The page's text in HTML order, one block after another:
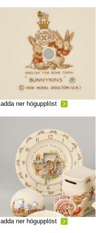
ladda ner högupplöst
ladda ner högupplöst